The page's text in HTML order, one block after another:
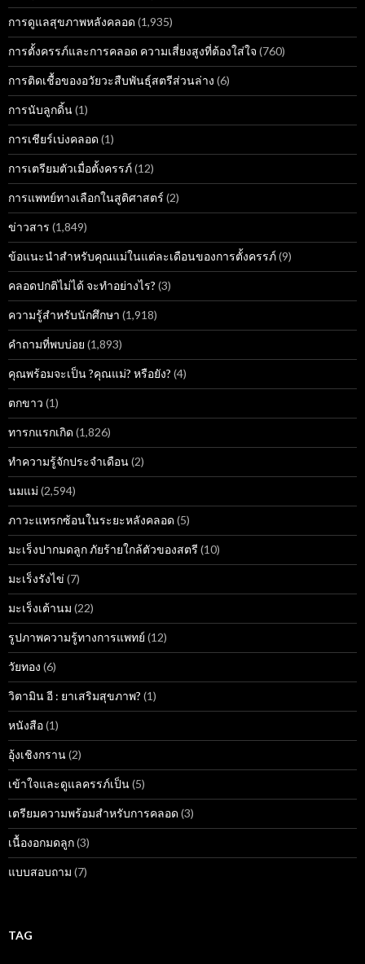
การดูแลสุขภาพหลังคลอด (1,935)
การตั้งครรภ์และการคลอด ความเสี่ยงสูงที่ต้องใส่ใจ (760)
การติดเชื้อของอวัยวะสืบพันธุ์สตรีส่วนล่าง (6)
การนับลูกดิ้น(1)
การเชียร์เบ่งคลอด (1)
การเตรียมตัวเมื่อตั้งครรภ์(12)
การแพทย์ทางเลือกในสูติศาสตร์ (2)
ข่าวสาร (1,849)
ข้อแนะนำสำหรับคุณแม่ในแต่ละเดือนของการตั้งครรภ์(9)
คลอดปกติไม่ได้ จะทำอย่างไร? (3)
ความรู้สำหรับนักศึกษา (1,918)
คำถามที่พบบ่อย (1,893)
คุณพร้อมจะเป็น ?คุณแม่? หรือยัง? (4)
ตกขาว (1)
ทารกแรกเกิด (1,826)
ทำความรู้จักประจำเดือน(2)
นมแม่ (2,594)
ภาวะแทรกซ้อนในระยะหลังคลอด (5)
มะเร็งปากมดลูก ภัยร้ายใกล้ตัวของสตรี (10)
มะเร็งรังไข่ (7)
มะเร็งเต้านม (22)
รูปภาพความรู้ทางการแพทย์ (12)
วัยทอง (6)
วิตามิน อี : ยาเสริมสุขภาพ? (1)
หนังสือ(1)
อุ้งเชิงกราน(2)
เข้าใจและดูแลครรภ์เป็น(5)
เตรียมความพร้อมสำหรับการคลอด (3)
เนื้องอกมดลูก(3)
แบบสอบถาม (7)
TAG